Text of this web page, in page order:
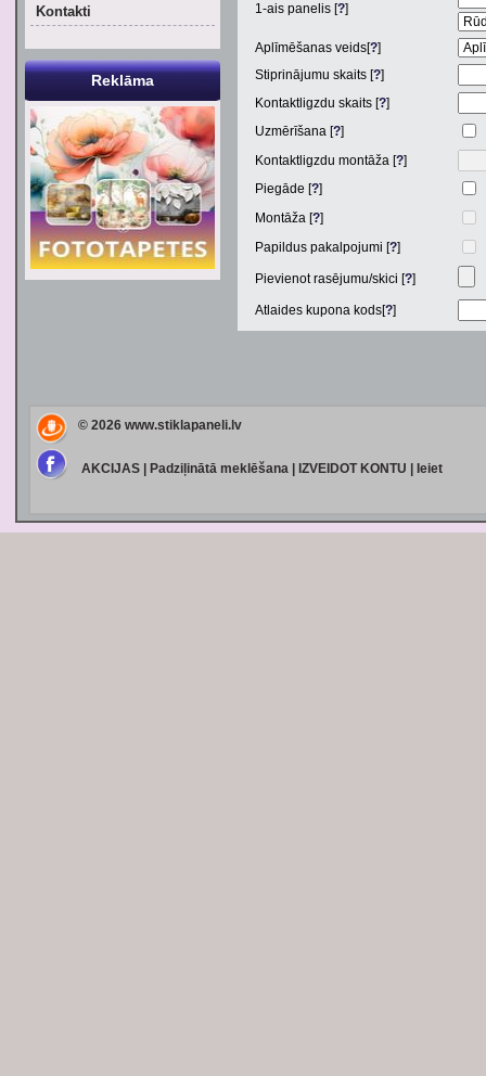
1-ais panelis [?]
Aplīmēšanas veids[?]
Stiprinājumu skaits [?]
Kontaktligzdu skaits [?]
Uzmērīšana [?]
Kontaktligzdu montāža [?]
Piegāde [?]
Montāža [?]
Papildus pakalpojumi [?]
Pievienot rasējumu/skici [?]
Atlaides kupona kods[?]
Kontakti
Reklāma
© 2026 www.stiklapaneli.lv
AKCIJAS| Padziļinātā meklēšana| IZVEIDOT KONTU Ieiet